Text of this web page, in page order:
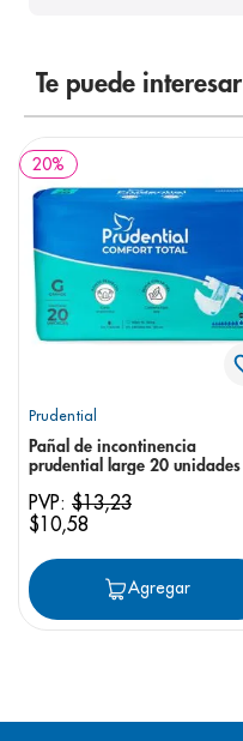
Te puede interesar
20%
Prudential
Pañal de incontinencia
prudential large 20 unidades
PVP: $13,23
$10,58
Agregar